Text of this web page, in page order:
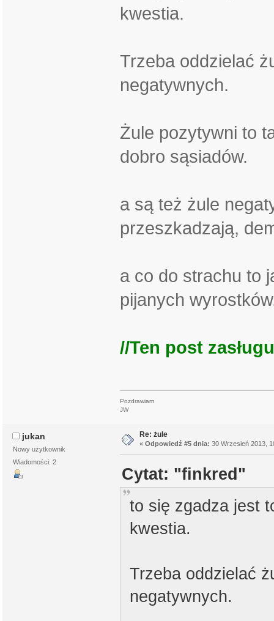
kwestia.
Trzeba oddzielać
negatywnych.
Żule pozytywni to
dobro sąsiadów.
a są też żule
przeszkadzają,
a co do strachu to
pijanych
//Ten post
Pozdrawiam
JW
jukan
Nowy użytkownik
Wiadomości: 2
Re: żule
« Odpowiedź #5 dnia: 30 Wrzesień 2013,
Cytat: "finkred"
to się zgadza jest
kwestia.
Trzeba oddzielać
negatywnych.